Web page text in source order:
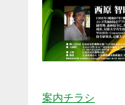
案内チラシ